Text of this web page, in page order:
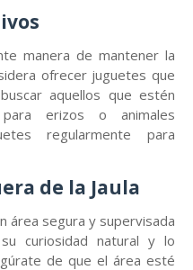
manera de mantener la
ofrecer juguetes que
aquellos que estén
para erizos o animales
regularmente para
de la Jaula
área segura y supervisada
curiosidad natural y lo
de que el área esté